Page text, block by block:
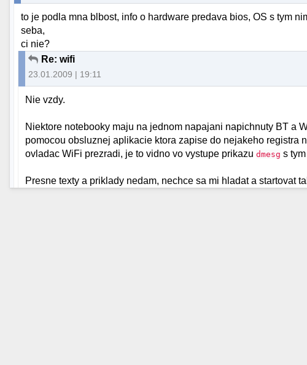
to je podla mna blbost, info o hardware predava bios, OS s tym
seba,
ci nie?
Re: wifi
23.01.2009 | 19:11
Nie vzdy.
Niektore notebooky maju na jednom napajani napichnuty BT a
pomocou obsluznej aplikacie ktora zapise do nejakeho registra
ovladac WiFi prezradi, je to vidno vo vystupe prikazudmesg s
Presne texty a priklady nedam, nechce sa mi hladat a startovat